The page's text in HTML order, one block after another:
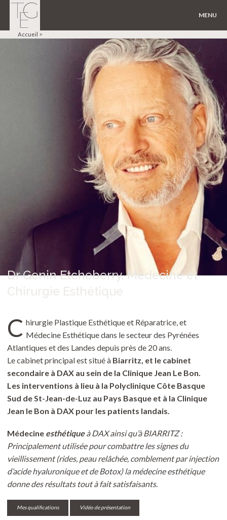
MENU
Accueil >
Dr Genin Etcheberry, Médecine et
Chirurgie Esthétique
C hirurgie Plastique Esthétique et Réparatrice, et
Médecine Esthétique dans le secteur des Pyrénées
Atlantiques et des Landes depuis près de 20 ans.
Le cabinet principal est situé à Biarritz, et le cabinet
secondaire à DAX au sein de la Clinique Jean Le Bon.
Les interventions à lieu à la Polyclinique Côte Basque
Sud de St-Jean-de-Luz au Pays Basque et à la Clinique
Jean le Bon à DAX pour les patients landais.
Médecine esthétiqueà DAX ainsi qu’à BIARRITZ :
Principalement utilisée pour combattre les signes du
vieillissement (rides, peau relâchée, comblement par injection
d’acide hyaluronique et de Botox) la médecine esthétique
donne des résultats tout à fait satisfaisants.
Mes qualifications Vidéo de présentation